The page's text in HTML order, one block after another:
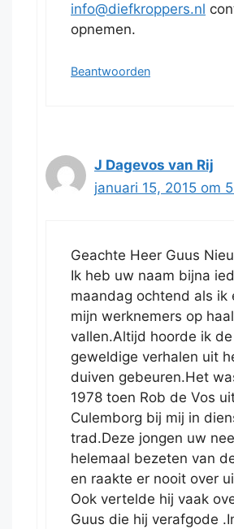
info@diefkroppers.nl
opnemen.
Beantwoorden
J Dagevos van Rij
januari 15, 2015 om
Geachte Heer Guus
Ik heb uw naam bijna
maandag ochtend als ik
mijn werknemers op
vallen.Altijd hoorde ik de
geweldige verhalen uit
duiven gebeuren.Het
1978 toen Rob de Vos
Culemborg bij mij in
trad.Deze jongen uw
helemaal bezeten van
en raakte er nooit over
Ook vertelde hij vaak
Guus die hij verafgode